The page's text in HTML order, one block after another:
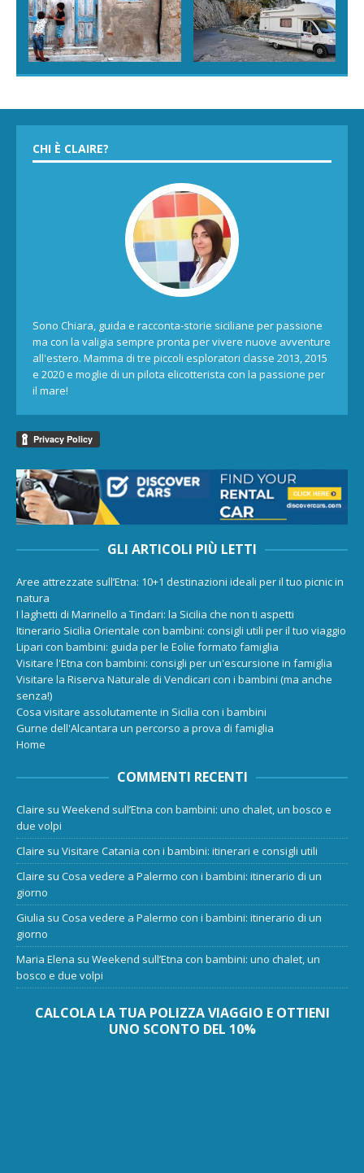
CHI È CLAIRE?
Sono Chiara, guida e racconta-storie siciliane per passione
ma con la valigia sempre pronta per vivere nuove avventure
all'estero. Mamma di tre piccoli esploratori classe 2013, 2015
e 2020 e moglie di un pilota elicotterista con la passione per
il mare!
GLI ARTICOLI PIÙ LETTI
Aree attrezzate sull’Etna: 10+1 destinazioni ideali per il tuo picnic in
natura
I laghetti di Marinello a Tindari: la Sicilia che non ti aspetti
Itinerario Sicilia Orientale con bambini: consigli utili per il tuo viaggio
Lipari con bambini: guida per le Eolie formato famiglia
Visitare l'Etna con bambini: consigli per un'escursione in famiglia
Visitare la Riserva Naturale di Vendicari con i bambini (ma anche
senza!)
Cosa visitare assolutamente in Sicilia con i bambini
Gurne dell'Alcantara un percorso a prova di famiglia
Home
COMMENTI RECENTI
Claire su Weekend sull’Etna con bambini: uno chalet, un bosco e
due volpi
Claire su Visitare Catania con i bambini: itinerari e consigli utili
Claire su Cosa vedere a Palermo con i bambini: itinerario di un
giorno
Giulia su Cosa vedere a Palermo con i bambini: itinerario di un
giorno
Maria Elena su Weekend sull’Etna con bambini: uno chalet, un
bosco e due volpi
CALCOLA LA TUA POLIZZA VIAGGIO E OTTIENI
UNO SCONTO DEL 10%